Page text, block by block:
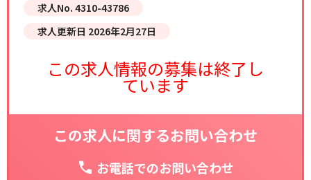
求人No. 4310-43786
求人更新日 2026年2月27日
この求人情報の募集は終了し
ています
この求人に関するお問い合わせ
お電話でのお問い合わせ